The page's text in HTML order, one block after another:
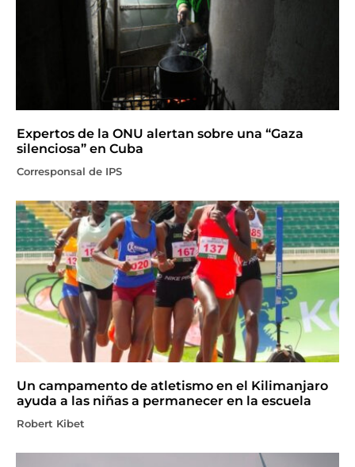
Expertos de la ONU alertan sobre una “Gaza
silenciosa” en Cuba
Corresponsal de IPS
Un campamento de atletismo en el Kilimanjaro
ayuda a las niñas a permanecer en la escuela
Robert Kibet